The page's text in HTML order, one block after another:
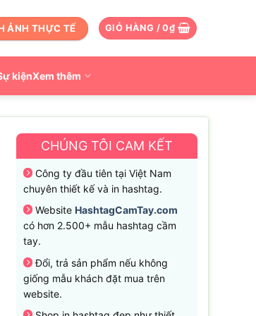
ẢNH THỰC TẾ GIỎ HÀNG /0₫
kiệnXem thêm
CHÚNG TÔI CAM KẾT
Công ty đầu tiên tại Việt Nam
chuyên thiết kế và in hashtag.
Website HashtagCamTay.com
có hơn 2.500+ mẫu hashtag cầm
tay.
Đổi, trả sản phẩm nếu không
giống mẫu khách đặt mua trên
website.